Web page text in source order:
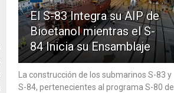
El S-83 Integra su AIP de
Bioetanol mientras el S-
84 Inicia su Ensamblaje
La construcción de los submarinos S-83 y
S-84, pertenecientes al programa S-80 de